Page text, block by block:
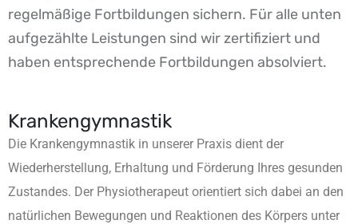
regelmäßige Fortbildungen sichern. Für alle unten
aufgezählte Leistungen sind wir zertifiziert und
haben entsprechende Fortbildungen absolviert.
Krankengymnastik
Die Krankengymnastik in unserer Praxis dient der
Wiederherstellung, Erhaltung und Förderung Ihres gesunden
Zustandes. Der Physiotherapeut orientiert sich dabei an den
natürlichen Bewegungen und Reaktionen des Körpers unter